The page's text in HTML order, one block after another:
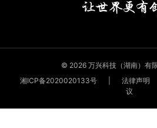
© 2026 万兴科技（湖南）有
湘ICP备2020020133号
法律声明
议